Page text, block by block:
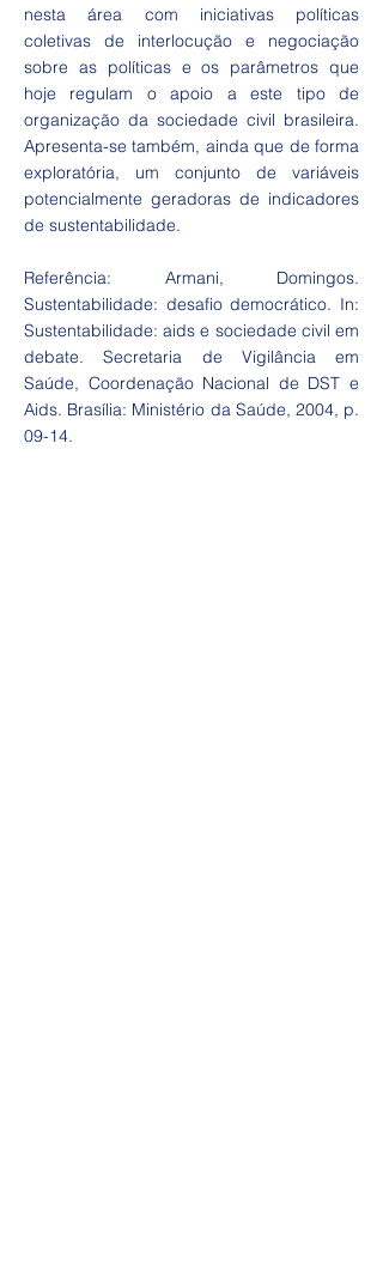
nesta área com iniciativas políticas
coletivas de interlocução e negociação
sobre as políticas e os parâmetros que
hoje regulam o apoio a este tipo de
organização da sociedade civil brasileira.
Apresenta-se também, ainda que de forma
exploratória, um conjunto de variáveis
potencialmente geradoras de indicadores
de sustentabilidade.
Referência: Armani, Domingos.
Sustentabilidade: desafio democrático. In:
Sustentabilidade: aids e sociedade civil em
debate. Secretaria de Vigilância em
Saúde, Coordenação Nacional de DST e
Aids. Brasília: Ministério da Saúde, 2004, p.
09-14.